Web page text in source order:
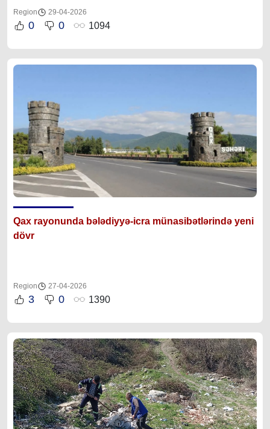
Region 29-04-2026
0 0 1094
Qax rayonunda bələdiyyə-icra münasibətlərində yeni
dövr
Region 27-04-2026
3 0 1390